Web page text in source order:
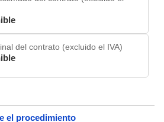
del contrato (excluido el IVA)
el procedimiento